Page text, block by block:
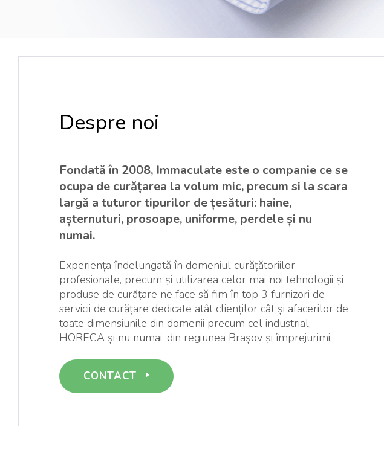
Despre noi
Fondată în 2008, Immaculate este o companie ce se
ocupa de curățarea la volum mic, precum si la scara
largă a tuturor tipurilor de țesături: haine,
așternuturi, prosoape, uniforme, perdele și nu
numai.
Experiența îndelungată în domeniul curățătoriilor
profesionale, precum și utilizarea celor mai noi tehnologii și
produse de curățare ne face să fim în top 3 furnizori de
servicii de curățare dedicate atât clienților cât și afacerilor de
toate dimensiunile din domenii precum cel industrial,
HORECA și nu numai, din regiunea Brașov și împrejurimi.
CONTACT